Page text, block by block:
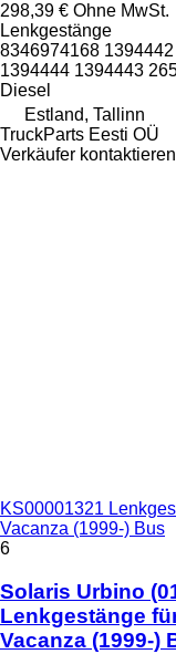
298,39 € Ohne MwSt.
Lenkgestänge
8346974168
1394444 1394443
Diesel
Estland, Tallinn
TruckParts Eesti OÜ
Verkäufer kontaktieren
KS00001321
Vacanza (1999-) Bus
6
Solaris Urbino
Lenkgestänge
Vacanza (1999-)